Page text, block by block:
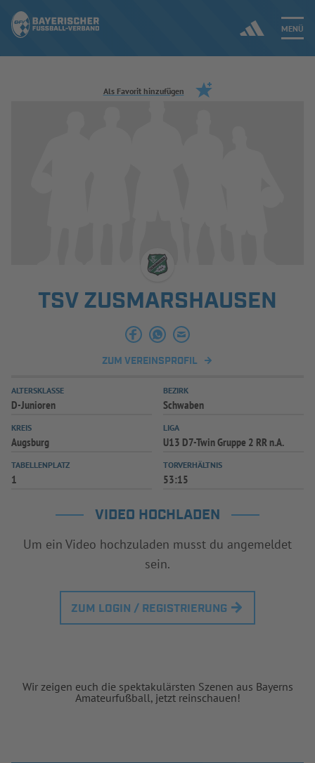
MENÜ
Jetzt einloggen
INFOTHEK SPIELPLUS
Als Favorit hinzufügen
TSV ZUSMARSHAUSEN
ZUM VEREINSPROFIL
ALTERSKLASSE
D-Junioren
BEZIRK
Schwaben
KREIS
Augsburg
LIGA
U13 D7-Twin Gruppe 2 RR n.A.
TABELLENPLATZ
1
TORVERHÄLTNIS
53:15
VIDEO HOCHLADEN
Um ein Video hochzuladen musst du angemeldet
sein.
ZUM LOGIN / REGISTRIERUNG
Wir zeigen euch die spektakulärsten Szenen aus Bayerns
Amateurfußball, jetzt reinschauen!